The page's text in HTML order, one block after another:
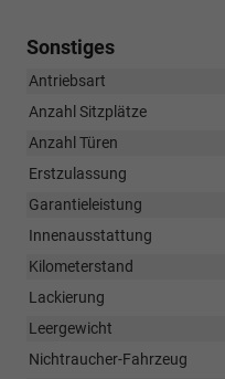
Sonstiges
Antriebsart
Anzahl Sitzplätze
Anzahl Türen
Erstzulassung
Garantieleistung
Innenausstattung
Kilometerstand
Lackierung
Leergewicht
Nichtraucher-Fahrzeug